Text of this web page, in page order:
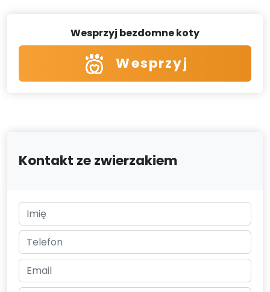
Wesprzyj bezdomne koty
Wesprzyj
Kontakt ze zwierzakiem